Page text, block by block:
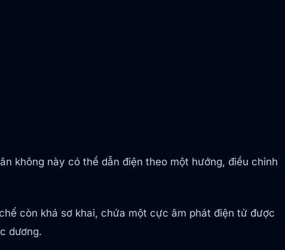
không này có thể dẫn điện theo một hướng, điều chỉnh
còn khá sơ khai, chứa một cực âm phát điện tử được
dương.